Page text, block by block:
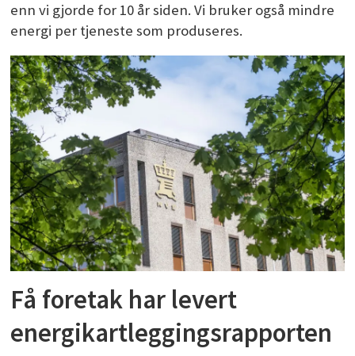
enn vi gjorde for 10 år siden. Vi bruker også mindre
energi per tjeneste som produseres.
Få foretak har levert
energikartleggingsrapporten